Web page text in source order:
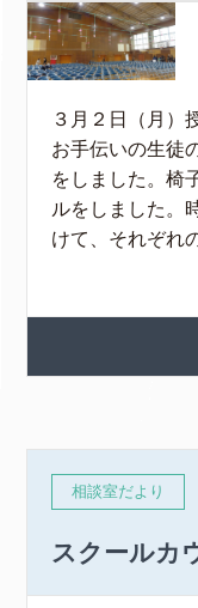
３月２日（月）
お手伝いの生徒
をしました。椅
ルをしました。
けて、それぞれ
相談室だより
スクールカ